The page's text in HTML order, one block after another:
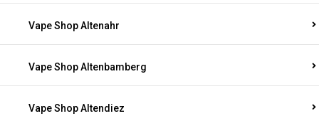
Vape Shop Altenahr
Vape Shop Altenbamberg
Vape Shop Altendiez